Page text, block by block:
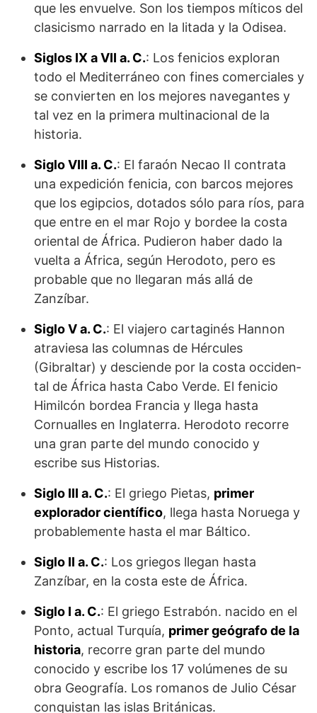
que les envuelve. Son los tiempos míticos del
clasicismo narrado en la litada y la Odisea.
Siglos IX a VII a. C.: Los fenicios exploran
todo el Mediterráneo con fines comerciales y
se convierten en los mejores navegantes y
tal vez en la primera multinacional de la
historia.
Siglo VIII a. C.: El faraón Necao II contrata
una expedición fenicia, con barcos mejores
que los egipcios, dotados sólo para ríos, para
que entre en el mar Rojo y bordee la costa
oriental de África. Pudieron haber dado la
vuelta a África, según Herodoto, pero es
probable que no llegaran más allá de
Zanzíbar.
Siglo V a. C.: El viajero cartaginés Hannon
atraviesa las columnas de Hércules
(Gibraltar) y desciende por la costa occiden­
tal de África hasta Cabo Verde. El fenicio
Himilcón bordea Francia y llega hasta
Cornualles en Inglaterra. Herodoto recorre
una gran parte del mundo conocido y
escribe sus Historias.
Siglo III a. C.: El griego Pietas, primer
explorador científi­co, llega hasta Noruega y
proba­blemente hasta el mar Báltico.
Siglo II a. C.: Los griegos llegan hasta
Zanzíbar, en la costa este de África.
Siglo I a. C.: El griego Estrabón. nacido en el
Ponto, actual Turquía, primer geógrafo de la
historia, recorre gran parte del mundo
conocido y escribe los 17 volúmenes de su
obra Geografía. Los romanos de Julio César
conquistan las islas Británicas.